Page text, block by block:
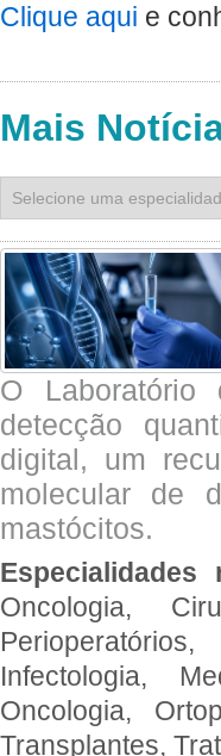
Clique aqui e
Mais
O
detecção
digital, um
molecular de
mastócitos.
Especialidades
Oncologia,
Infectologia,
Oncologia,
Transplantes,